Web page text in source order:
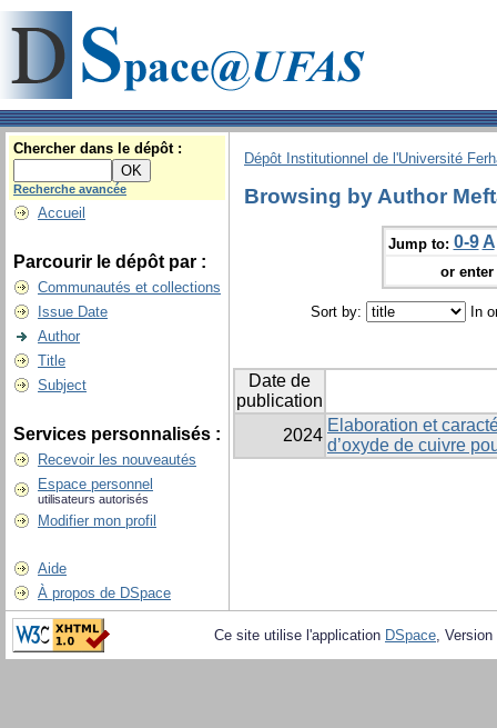
Chercher dans le dépôt :
Recherche avancée
Accueil
Parcourir le dépôt par :
Communautés et collections
Issue Date
Author
Title
Subject
Services personnalisés :
Recevoir les nouveautés
Espace personnel
utilisateurs autorisés
Modifier mon profil
Aide
À propos de DSpace
Dépôt Institutionnel de l'Université
Browsing by Author
Jump to: 0-9 A
or
Sort by: In
Date de
publication
2024
Elaboration et
d’oxyde de cuivre
Ce site utilise l'application DSpace,